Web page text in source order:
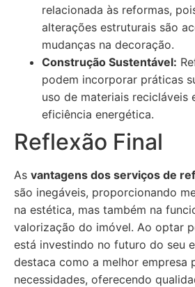
relacionada às reformas,
alterações estruturais são
mudanças na decoração.
Construção Sustentável:
podem incorporar práticas
uso de materiais recicláveis
eficiência energética.
Reflexão Final
As vantagens dos serviços de
são inegáveis, proporcionando
na estética, mas também na
valorização do imóvel. Ao optar
está investindo no futuro do seu
destaca como a melhor empresa
necessidades, oferecendo